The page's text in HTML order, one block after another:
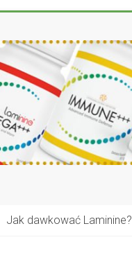
Jak dawkować Laminine?